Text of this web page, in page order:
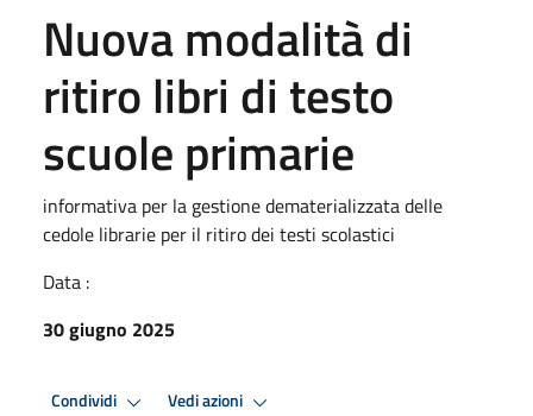
Nuova modalità di
ritiro libri di testo
scuole primarie
informativa per la gestione dematerializzata delle
cedole librarie per il ritiro dei testi scolastici
Data :
30 giugno 2025
Condividi Vedi azioni